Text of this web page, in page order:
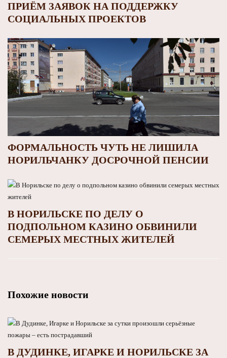
ПРИЁМ ЗАЯВОК НА ПОДДЕРЖКУ
СОЦИАЛЬНЫХ ПРОЕКТОВ
ФОРМАЛЬНОСТЬ ЧУТЬ НЕ ЛИШИЛА
НОРИЛЬЧАНКУ ДОСРОЧНОЙ ПЕНСИИ
В НОРИЛЬСКЕ ПО ДЕЛУ О
ПОДПОЛЬНОМ КАЗИНО ОБВИНИЛИ
СЕМЕРЫХ МЕСТНЫХ ЖИТЕЛЕЙ
Похожие новости
В ДУДИНКЕ, ИГАРКЕ И НОРИЛЬСКЕ ЗА